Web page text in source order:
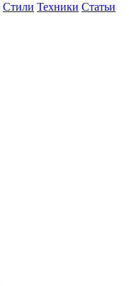
Стили Техники Статьи